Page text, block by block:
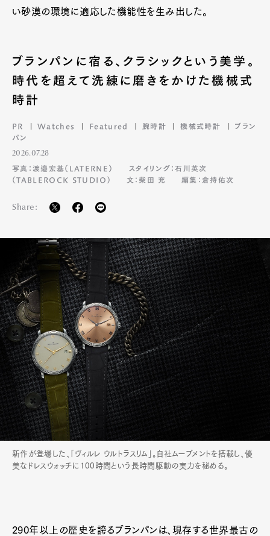
い砂漠の環境に適応した機能性を生み出した。
ブランパンに宿る、クラシックという美学。
時代を超えて洗練に磨きをかけた機械式
時計
PR Watches Featured 腕時計 機械式時計
ブラン
パン
2026.07.28
写真：渡邉宏基（LATERNE）
スタイリング：石川英次
（TABLEROCK STUDIO）
文：柴田 充 編集：倉持佑次
Share:
新作が登場した、「ヴィルレ ウルトラスリム」。自社ムーブメントを搭載し、優
美なドレスウォッチに100時間という長時間駆動の実力を秘める。
290年以上の歴史を誇るブランパンは、現存する世界最古の